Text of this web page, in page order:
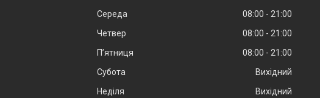
Середа
08:00
21:00
Четвер
08:00
21:00
Пʼятниця
08:00
21:00
Субота
Вихідний
Неділя
Вихідний